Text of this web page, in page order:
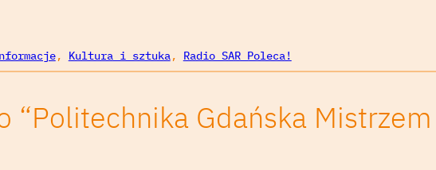
, Kultura i sztuka, Radio SAR Poleca!
“Politechnika Gdańska